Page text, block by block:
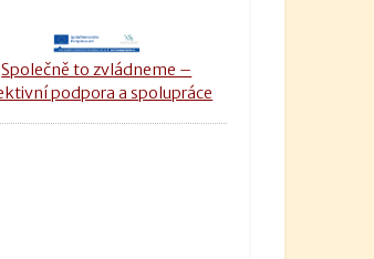
Společně to zvládneme –
podpora a spolupráce